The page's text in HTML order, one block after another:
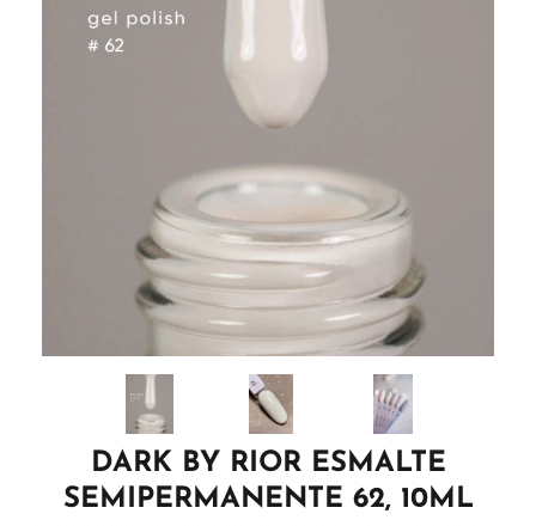
DARK BY RIOR ESMALTE
SEMIPERMANENTE 62, 10ML